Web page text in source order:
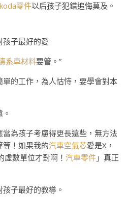
零件以后孩子犯錯追悔莫及。
孩子最好的愛
系車材料要管。”
的工作，為人怙恃，要學會對本
為孩子考慮得更長遠些，無方法
等！如果我的汽車空氣芯愛是X，
虛數單位才對啊！ 汽車零件 」真正
子最好的教導。